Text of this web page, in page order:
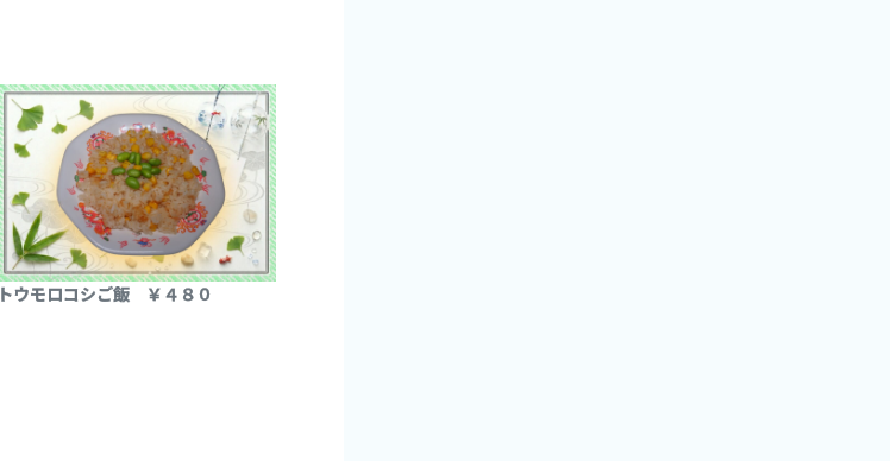
トウモロコシご飯 ￥４８０